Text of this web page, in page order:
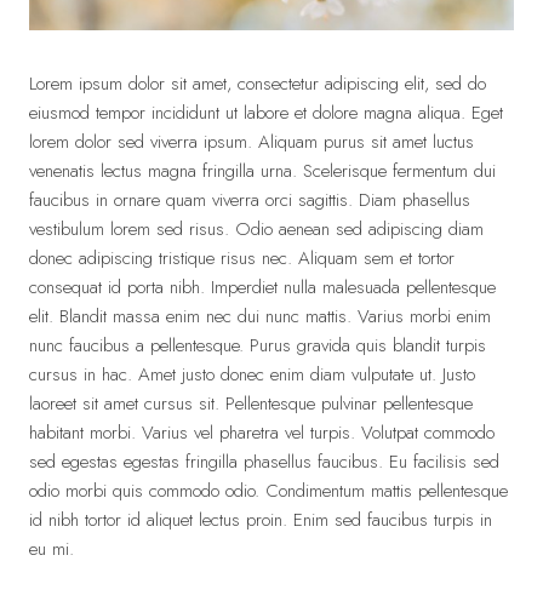
Lorem ipsum dolor sit amet, consectetur adipiscing elit, sed do
eiusmod tempor incididunt ut labore et dolore magna aliqua. Eget
lorem dolor sed viverra ipsum. Aliquam purus sit amet luctus
venenatis lectus magna fringilla urna. Scelerisque fermentum dui
faucibus in ornare quam viverra orci sagittis. Diam phasellus
vestibulum lorem sed risus. Odio aenean sed adipiscing diam
donec adipiscing tristique risus nec. Aliquam sem et tortor
consequat id porta nibh. Imperdiet nulla malesuada pellentesque
elit. Blandit massa enim nec dui nunc mattis. Varius morbi enim
nunc faucibus a pellentesque. Purus gravida quis blandit turpis
cursus in hac. Amet justo donec enim diam vulputate ut. Justo
laoreet sit amet cursus sit. Pellentesque pulvinar pellentesque
habitant morbi. Varius vel pharetra vel turpis. Volutpat commodo
sed egestas egestas fringilla phasellus faucibus. Eu facilisis sed
odio morbi quis commodo odio. Condimentum mattis pellentesque
id nibh tortor id aliquet lectus proin. Enim sed faucibus turpis in
eu mi.